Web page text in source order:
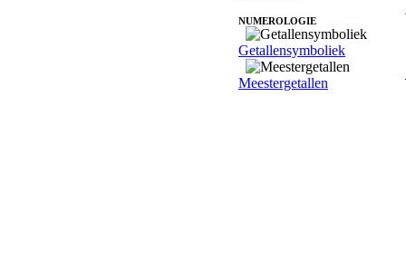
NUMEROLOGIE
Getallensymboliek
Meestergetallen